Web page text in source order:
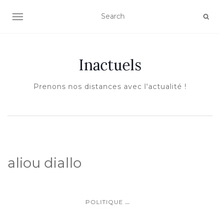
AFFICHER/MASQUER LA NAVIGATION
Inactuels
Prenons nos distances avec l'actualité !
aliou diallo
POLITIQUE ...